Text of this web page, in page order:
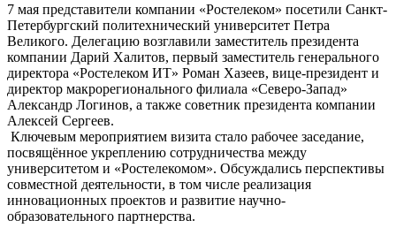
7 мая представители компании «Ростелеком» посетили Санкт-
Петербургский политехнический университет Петра
Великого. Делегацию возглавили заместитель президента
компании Дарий Халитов, первый заместитель генерального
директора «Ростелеком ИТ» Роман Хазеев, вице-президент и
директор макрорегионального филиала «Северо-Запад»
Александр Логинов, а также советник президента компании
Алексей Сергеев.
Ключевым мероприятием визита стало рабочее заседание,
посвящённое укреплению сотрудничества между
университетом и «Ростелекомом». Обсуждались перспективы
совместной деятельности, в том числе реализация
инновационных проектов и развитие научно-
образовательного партнерства.